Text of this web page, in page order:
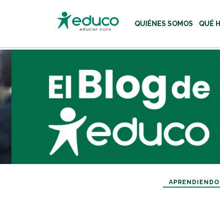
Usa las teclas Tab o
QUIÉNES SOMOS QUÉ